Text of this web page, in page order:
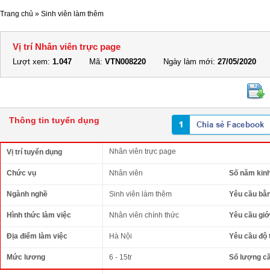
Trang chủ » Sinh viên làm thêm
Vị trí Nhân viên trực page
Lượt xem: 1.047 Mã: VTN008220 Ngày làm mới: 27/05/2020
Thông tin tuyển dụng
Vị trí tuyển dụng Nhân viên trực page
Chức vụ Nhân viên Số năm
Ngành nghề Sinh viên làm thêm Yêu cầu
Hình thức làm việc Nhân viên chính thức Yêu cầu
Địa điểm làm việc Hà Nội Yêu cầu độ
Mức lương 6 - 15tr Số lượng